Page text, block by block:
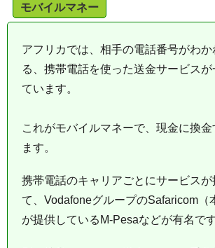
モバイルマネー
アフリカでは、相手の電話番号がわ
る、携帯電話を使った送金サービス
ています。
これがモバイルマネーで、現金に換金
ます。
携帯電話のキャリアごとにサービス
て、VodafoneグループのSafaricom（
が提供しているM-Pesaなどが有名です